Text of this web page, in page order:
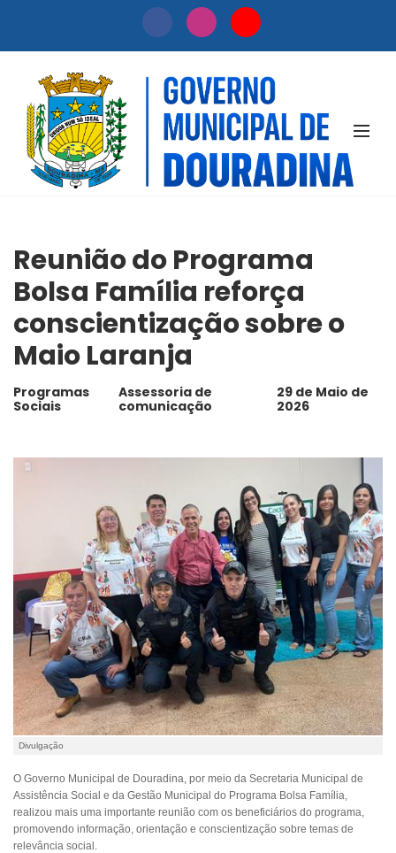
NOTÍCIAS
Reunião do Programa
Bolsa Família reforça
conscientização sobre o
Maio Laranja
Programas
Sociais
Assessoria de
comunicação
29 de Maio de
2026
Divulgação
O Governo Municipal de Douradina, por meio da Secretaria Municipal de
Assistência Social e da Gestão Municipal do Programa Bolsa Família,
realizou mais uma importante reunião com os beneficiários do programa,
promovendo informação, orientação e conscientização sobre temas de
relevância social.